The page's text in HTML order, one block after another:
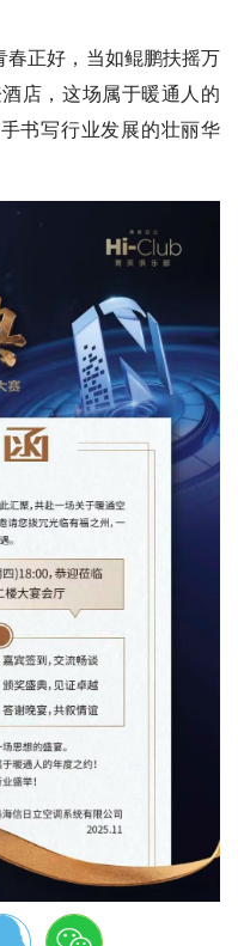
正好，当如鲲鹏扶摇万
店，这场属于暖通人的
书写行业发展的壮丽华